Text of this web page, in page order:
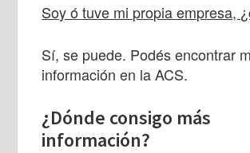
Soy ó tuve mi propia empresa,
Sí, se puede. Podés encontrar
información en la ACS.
¿Dónde consigo más
información?